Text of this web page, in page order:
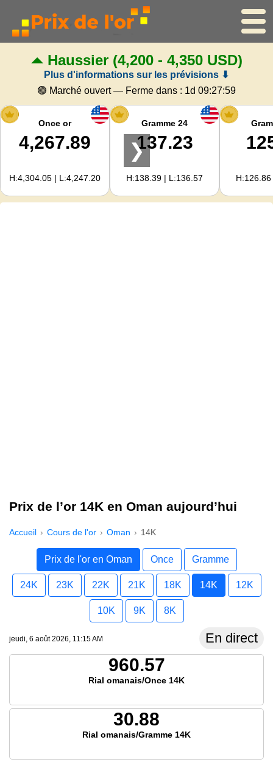
Accueil
Cours de l'or
Cours de l'argent
Calculateur d'or
Pour les Webmasters
Haussier(4,200 - 4,350 USD)
Plus d'informations sur les prévisions ⬇
🟢 Marché ouvert — Ferme dans : 1d 09:27:58
Once or
4,267.89
H:4,304.05 | L:4,247.20
Gramme 24
137.23
H:138.39 | L:136.57
❯
Prix de l’or 14K en Oman aujourd’hui
Accueil Cours de l'or Oman 14K
Prix de l'or en Oman Once Gramme
24K 23K 22K 21K 18K 14K 12K
10K 9K 8K
jeudi, 6 août 2026, 11:15 AM En direct
960.57
Rial omanais/Once 14K
30.88
Rial omanais/Gramme 14K